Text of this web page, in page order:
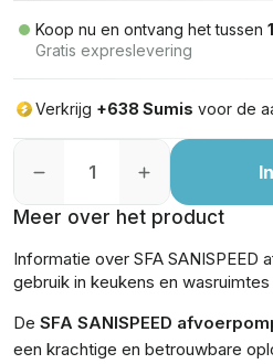
Koop nu en ontvang het tussen
Gratis expreslevering
Verkrijg +638 Sumis voor de
Meer over het product
Informatie over SFA
gebruik in keukens en wasruimtes
De SFA SANISPEED
een krachtige en betrouwbare